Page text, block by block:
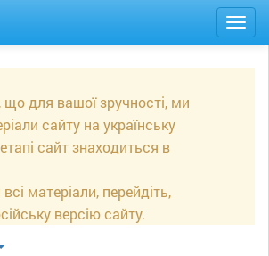
для вашої зручності, ми
сайту на українську
сайт знаходиться в
матеріали, перейдіть,
версію сайту.